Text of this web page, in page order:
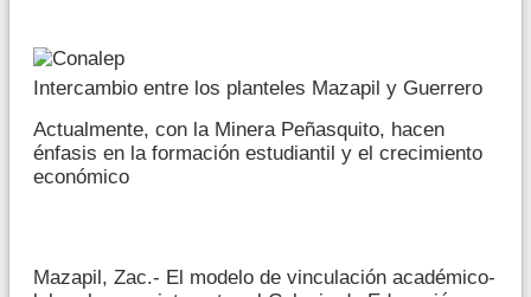
Intercambio entre los planteles Mazapil y Guerrero
Actualmente, con la Minera Peñasquito, hacen
énfasis en la formación estudiantil y el crecimiento
económico
Mazapil, Zac.- El modelo de vinculación académico-